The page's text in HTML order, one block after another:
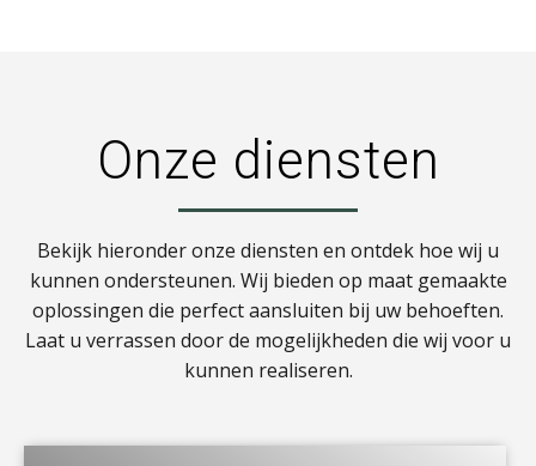
Onze diensten
Bekijk hieronder onze diensten en ontdek hoe wij u
kunnen ondersteunen. Wij bieden op maat gemaakte
oplossingen die perfect aansluiten bij uw behoeften.
Laat u verrassen door de mogelijkheden die wij voor u
kunnen realiseren.